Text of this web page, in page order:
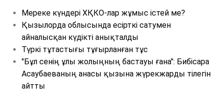
Мереке күндері ХҚКО-лар жұмыс істей ме?
Қызылорда облысында есірткі сатумен
айналысқан күдікті анықталды
Түркі тұтастығы тұғырланған тұс
"Бұл сенің ұлы жолыңның бастауы ғана": Бибісара
Асаубаеваның анасы қызына жүрекжарды тілегін
айтты